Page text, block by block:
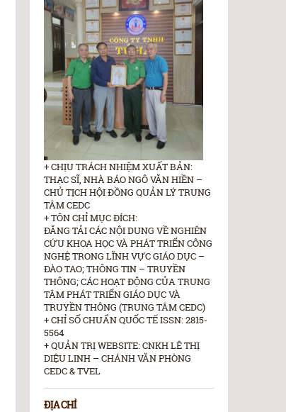
+ CHỊU TRÁCH NHIỆM XUẤT BẢN:
THẠC SĨ, NHÀ BÁO NGÔ VĂN HIỀN –
CHỦ TỊCH HỘI ĐỒNG QUẢN LÝ TRUNG
TÂM CEDC
+ TÔN CHỈ MỤC ĐÍCH:
ĐĂNG TẢI CÁC NỘI DUNG VỀ NGHIÊN
CỨU KHOA HỌC VÀ PHÁT TRIỂN CÔNG
NGHỆ TRONG LĨNH VỰC GIÁO DỤC –
ĐÀO TAO; THÔNG TIN – TRUYỀN
THÔNG; CÁC HOẠT ĐỘNG CỦA TRUNG
TÂM PHÁT TRIỂN GIÁO DỤC VÀ
TRUYỀN THÔNG (TRUNG TÂM CEDC)
+ CHỈ SỐ CHUẨN QUỐC TẾ ISSN: 2815-
5564
+ QUẢN TRỊ WEBSITE: CNKH LÊ THỊ
DIỆU LINH – CHÁNH VĂN PHÒNG
CEDC & TVEL
ĐỊA CHỈ